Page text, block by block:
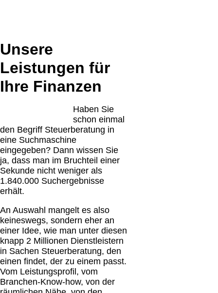
Unsere
Leistungen für
Ihre Finanzen
Haben Sie
schon einmal
den Begriff Steuerberatung in
eine Suchmaschine
eingegeben? Dann wissen Sie
ja, dass man im Bruchteil einer
Sekunde nicht weniger als
1.840.000 Suchergebnisse
erhält.
An Auswahl mangelt es also
keineswegs, sondern eher an
einer Idee, wie man unter diesen
knapp 2 Millionen Dienstleistern
in Sachen Steuerberatung, den
einen findet, der zu einem passt.
Vom Leistungsprofil, vom
Branchen-Know-how, von der